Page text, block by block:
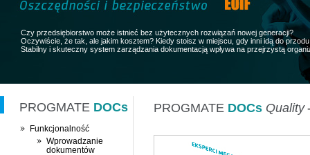
Czy przedsiębiorstwo może istnieć bez użytecznych rozwiązań nowej generacji?
Oczywiście, że tak, ale jakim kosztem? Kiedy stoisz w miejscu, gdy inni idą do
Stabilny i skuteczny system zarządzania dokumentacją wpływa na przejrzystą
PROGMATE DOCs
Funkcjonalność
Wprowadzanie
dokumentów
PROGMATE DOCs Quality